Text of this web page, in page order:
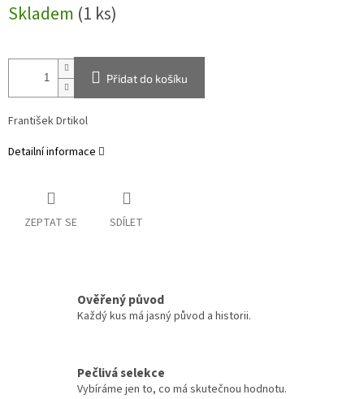
cena:
Skladem (1 ks)
Přidat do košíku
František Drtikol
Detailní informace
ZEPTAT SE SDÍLET
Ověřený původ
Každý kus má jasný původ a historii.
Pečlivá selekce
Vybíráme jen to, co má skutečnou hodnotu.